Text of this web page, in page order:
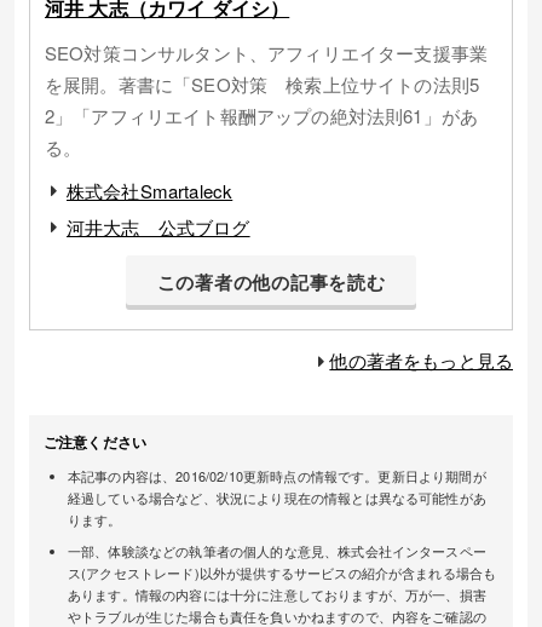
河井 大志（カワイ ダイシ）
SEO対策コンサルタント、アフィリエイター支援事業
を展開。著書に「SEO対策 検索上位サイトの法則5
2」「アフィリエイト報酬アップの絶対法則61」があ
る。
株式会社Smartaleck
河井大志 公式ブログ
この著者の他の記事を読む
他の著者をもっと見る
ご注意ください
本記事の内容は、2016/02/10更新時点の情報です。更新日より期間が
経過している場合など、状況により現在の情報とは異なる可能性があ
ります。
一部、体験談などの執筆者の個人的な意見、株式会社インタースペー
ス(アクセストレード)以外が提供するサービスの紹介が含まれる場合も
あります。情報の内容には十分に注意しておりますが、万が一、損害
やトラブルが生じた場合も責任を負いかねますので、内容をご確認の